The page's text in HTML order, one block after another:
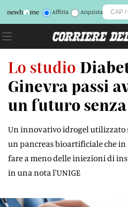
Affitta Acquista
Lo studio
Ginevra passi
un futuro
Un innovativo idrogel utilizzato
un pancreas bioartificiale che
fare a meno delle iniezioni di
in una nota l'UNIGE